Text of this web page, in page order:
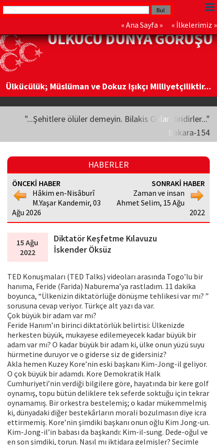
« Ana Sayfa » « İlkelerimiz »
ÜLKÜCÜ DÜNYA GÖRÜŞÜ
Ülkücülük; Müslüman ve Dokuz Işıkçı Milliyetçiliktir...
"...Şehitlere ölüler demeyin. Bilakis Onlar diridirler..."
Bakara-154
HABERLER
ÖNCEKİ HABER
Hâkim en-Nisâburî
M.Yaşar Kandemir, 03
Ağu 2026
SONRAKİ HABER
Zaman ve insan
Ahmet Selim, 15 Ağu
2022
15 Ağu
2022
Diktatör Keşfetme Kılavuzu
İskender Öksüz
TED Konuşmaları (TED Talks) videoları arasında Togo’lu bir
hanıma, Feride (Farida) Naburema’ya rastladım. 11 dakika
boyunca, “Ülkenizin diktatörlüğe dönüşme tehlikesi var mı? ”
sorusuna cevap veriyor. Türkçe alt yazı da var.
Çok büyük bir adam var mı?
Feride Hanım’ın birinci diktatörlük belirtisi: Ülkenizde
herkesten büyük, mukayese edilemeyecek kadar büyük bir
adam var mı? O kadar büyük bir adam ki, ülke onun yüzü suyu
hürmetine duruyor ve o giderse siz de gidersiniz?
Akla hemen Kuzey Kore’nin eski başkanı Kim-Jong-il geliyor.
O çok büyük bir adamdı. Kore Demokratik Halk
Cumhuriyeti’nin verdiği bilgilere göre, hayatında bir kere golf
oynamış, topu bütün deliklere tek seferde soktuğu için tekrar
oynamamış. Bir orkestra bestelemiş; o kadar mükemmelmiş
ki, dünyadaki diğer bestekârların morali bozulmasın diye icra
ettirmemiş. Kore’nin şimdiki başkanı onun oğlu Kim Jong-un.
Kim-Jong-il’in babası da başkandı: Kim-il-sung. Dede-oğul ve
en son şimdiki, torun. Nasıl mı iktidara gelmişler? Seçimle